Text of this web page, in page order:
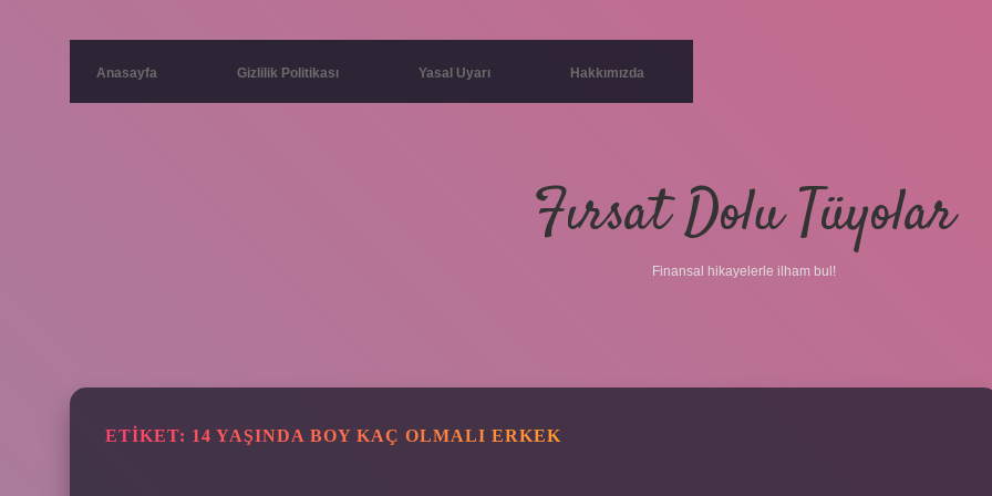
Anasayfa Gizlilik Politikası Yasal Uyarı Hakkımızda
Fırsat Dolu Tüyolar
Finansal hikayelerle ilham bul!
ETIKET: 14 YAŞINDA BOY KAÇ OLMALI ERKEK